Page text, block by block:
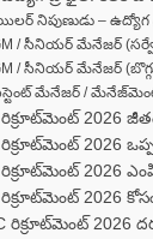
నిపుణుడు – ఉద్యోగ
/ సీనియర్ మేనేజర్
/ సీనియర్ మేనేజర్
మేనేజర్ /
రిక్రూట్‌మెంట్ 2026
2026
2026
రిక్రూట్‌మెంట్ 2026
రిక్రూట్‌మెంట్ 2026